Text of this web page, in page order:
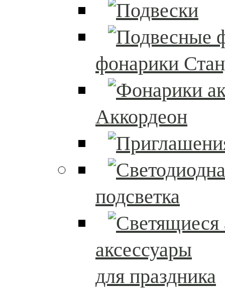
фонарики
Аккордеон
подсветка
аксессуары
для праздника